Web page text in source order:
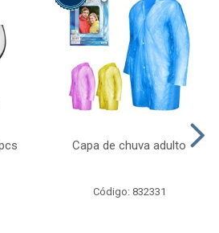
Capa de chuva adulto
Código: 832331